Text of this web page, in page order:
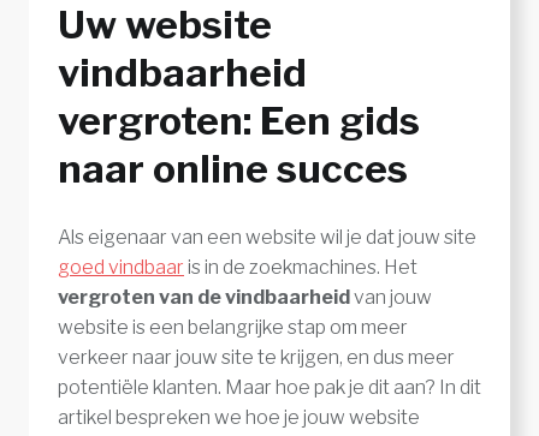
Uw website
vindbaarheid
vergroten: Een gids
naar online succes
Als eigenaar van een website wil je dat jouw site
goed vindbaar is in de zoekmachines. Het
vergroten van de vindbaarheidvan jouw
website is een belangrijke stap om meer
verkeer naar jouw site te krijgen, en dus meer
potentiële klanten. Maar hoe pak je dit aan? In dit
artikel bespreken we hoe je jouw website